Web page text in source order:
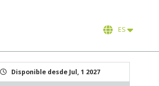
ES
Disponible desde Jul, 1 2027